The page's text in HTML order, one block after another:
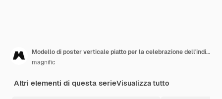
Modello di poster verticale piatto per la celebrazione dell'indipendenza del Messico
magnific
Altri elementi di questa serieVisualizza tutto